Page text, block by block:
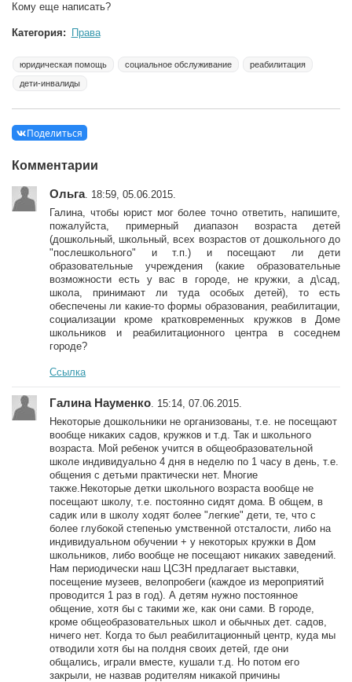
Кому еще написать?
Категория: Права
юридическая помощь социальное обслуживание
реабилитация
дети-инвалиды
Поделиться
Комментарии
Ольга. 18:59, 05.06.2015.
Галина, чтобы юрист мог более точно ответить, напишите,
пожалуйста, примерный диапазон возраста детей
(дошкольный, школьный, всех возрастов от дошкольного до
"послешкольного" и т.п.) и посещают ли дети
образовательные учреждения (какие образовательные
возможности есть у вас в городе, не кружки, а д\сад,
школа, принимают ли туда особых детей), то есть
обеспечены ли какие-то формы образования, реабилитации,
социализации кроме кратковременных кружков в Доме
школьников и реабилитационного центра в соседнем
городе?
Ссылка
Галина Науменко . 15:14, 07.06.2015.
Некоторые дошкольники не организованы, т.е. не посещают
вообще никаких садов, кружков и т.д. Так и школьного
возраста. Мой ребенок учится в общеобразовательной
школе индивидуально 4 дня в неделю по 1 часу в день, т.е.
общения с детьми практически нет. Многие
также.Некоторые детки школьного возраста вообще не
посещают школу, т.е. постоянно сидят дома. В общем, в
садик или в школу ходят более "легкие" дети, те, что с
более глубокой степенью умственной отсталости, либо на
индивидуальном обучении + у некоторых кружки в Дом
школьников, либо вообще не посещают никаких заведений.
Нам периодически наш ЦСЗН предлагает выставки,
посещение музеев, велопробеги (каждое из мероприятий
проводится 1 раз в год). А детям нужно постоянное
общение, хотя бы с такими же, как они сами. В городе,
кроме общеобразовательных школ и обычных дет. садов,
ничего нет. Когда то был реабилитационный центр, куда мы
отводили хотя бы на полдня своих детей, где они
общались, играли вместе, кушали т.д. Но потом его
закрыли, не назвав родителям никакой причины